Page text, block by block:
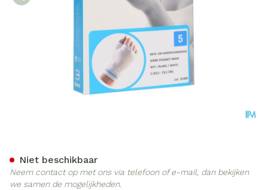
Niet beschikbaar
Neem contact op met ons via telefoon of e-mail, dan bekijken
we samen de mogelijkheden.